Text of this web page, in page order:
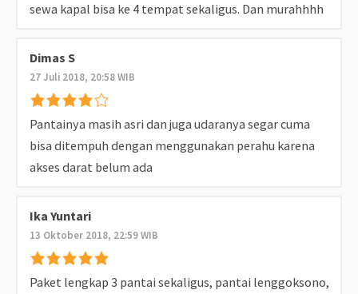
sewa kapal bisa ke 4 tempat sekaligus. Dan murahhhh
Dimas S
27 Juli 2018, 20:58 WIB
Pantainya masih asri dan juga udaranya segar cuma
bisa ditempuh dengan menggunakan perahu karena
akses darat belum ada
Ika Yuntari
13 Oktober 2018, 22:59 WIB
Paket lengkap 3 pantai sekaligus, pantai lenggoksono,